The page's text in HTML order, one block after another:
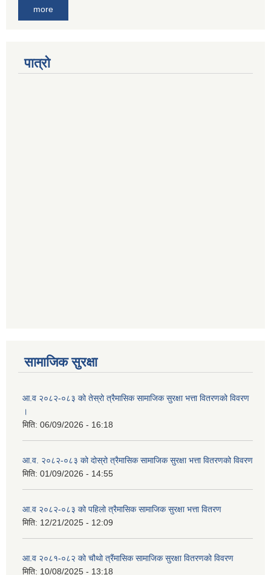
more
पात्रो
सामाजिक सुरक्षा
आ.व २०८२-०८३ को तेस्रो त्रैमासिक सामाजिक सुरक्षा भत्ता वितरणको विवरण
।
मिति: 06/09/2026 - 16:18
आ.व. २०८२-०८३ को दोस्रो त्रैमासिक सामाजिक सुरक्षा भत्ता वितरणको विवरण
मिति: 01/09/2026 - 14:55
आ.व २०८२-०८३ को पहिलो त्रैमासिक सामाजिक सुरक्षा भत्ता वितरण
मिति: 12/21/2025 - 12:09
आ.व २०८१-०८२ को चौथो त्रैंमासिक सामाजिक सुरक्षा वितरणको विवरण
मिति: 10/08/2025 - 13:18